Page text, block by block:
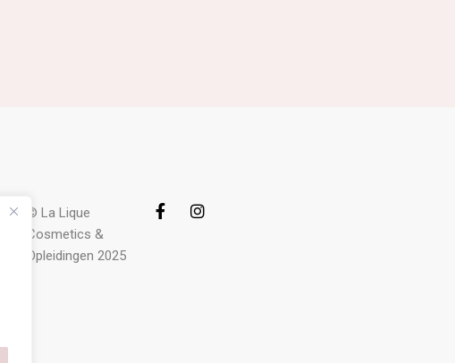
© La Lique
Cosmetics &
Opleidingen 2025